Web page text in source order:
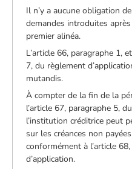
Il n’y a aucune obligation
demandes introduites
premier alinéa.
L’article 66, paragraphe 1,
7, du règlement
mutandis.
À compter de la fin de la
l’article 67, paragraphe 5,
l’institution créditrice peut
sur les créances non
conformément à l’article
d’application.